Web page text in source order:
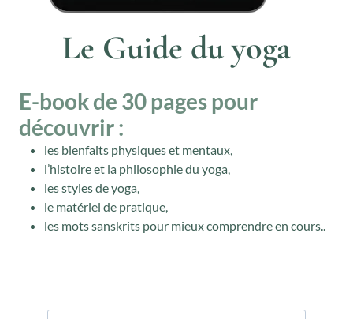
Le Guide du yoga
E-book de 30 pages pour
découvrir :
les bienfaits physiques et mentaux,
l’histoire et la philosophie du yoga,
les styles de yoga,
le matériel de pratique,
les mots sanskrits pour mieux comprendre en cours..